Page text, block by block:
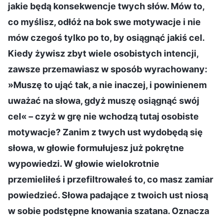
jakie będą konsekwencje twych słów. Mów to,
co myślisz, odłóż na bok swe motywacje i nie
mów czegoś tylko po to, by osiągnąć jakiś cel.
Kiedy żywisz zbyt wiele osobistych intencji,
zawsze przemawiasz w sposób wyrachowany:
»Muszę to ująć tak, a nie inaczej, i powinienem
uważać na słowa, gdyż muszę osiągnąć swój
cel« – czyż w grę nie wchodzą tutaj osobiste
motywacje? Zanim z twych ust wydobędą się
słowa, w głowie formułujesz już pokrętne
wypowiedzi. W głowie wielokrotnie
przemieliłeś i przefiltrowałeś to, co masz zamiar
powiedzieć. Słowa padające z twoich ust niosą
w sobie podstępne knowania szatana. Oznacza